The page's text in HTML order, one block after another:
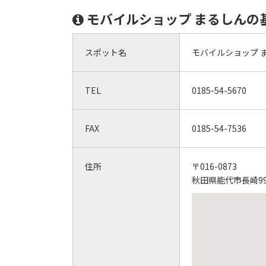
モバイルショップ まるしんの
スポット名 モバイルショップ
TEL 0185-54-5670
FAX 0185-54-7536
住所
〒016-0873
秋田県能代市長崎